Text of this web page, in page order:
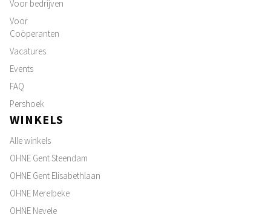
Voor bedrijven
Voor
Coöperanten
Vacatures
Events
FAQ
Pershoek
WINKELS
Alle winkels
OHNE Gent Steendam
OHNE Gent Elisabethlaan
OHNE Merelbeke
OHNE Nevele